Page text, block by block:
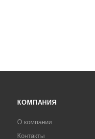
КОМПАНИЯ
О компании
Контакты